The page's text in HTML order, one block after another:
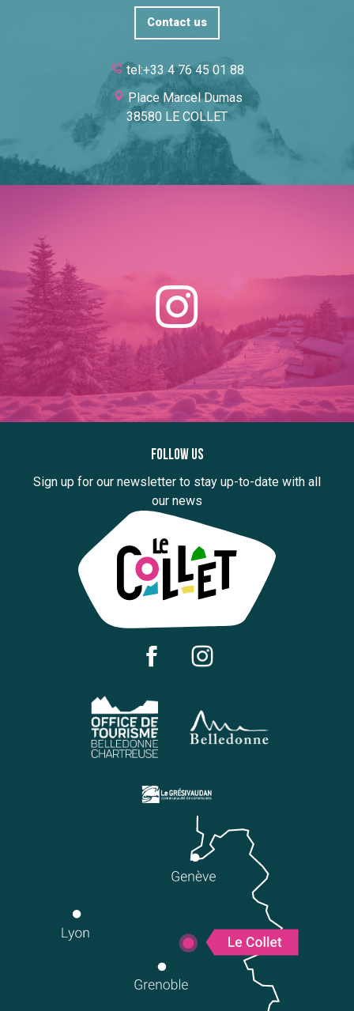
Contact us
tel:+33 4 76 45 01 88
Place Marcel Dumas
38580 LE COLLET
Follow us
Sign up for our newsletter to stay up-to-date with all
our news